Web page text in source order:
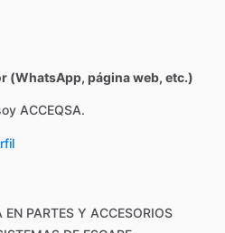
(WhatsApp, página web, etc.)
ACCEQSA.
EN PARTES Y ACCESORIOS